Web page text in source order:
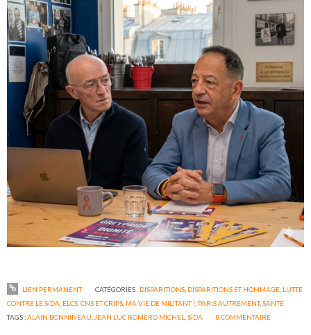
LIEN PERMANENT CATÉGORIES : DISPARITIONS, DISPARITIONS ET HOMMAGE, LUTTE
CONTRE LE SIDA, ELCS, CNS ET CRIPS MA VIE DE MILITANT ! PARIS AUTREMENT,SANTÉ
TAGS :ALAIN BONNINEAU JEAN LUC ROMERO MICHEL ,SIDA 0COMMENTAIRE